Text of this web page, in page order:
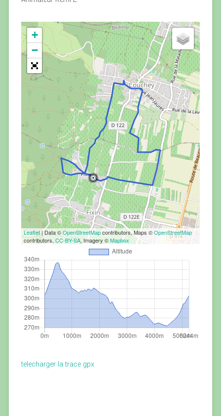
+
−
Leaflet| Data ©OpenStreetMapcontributors, Maps ©OpenStreetMap
contributors, CC-BY-SA, Imagery ©Mapbox
telecharger la trace gpx